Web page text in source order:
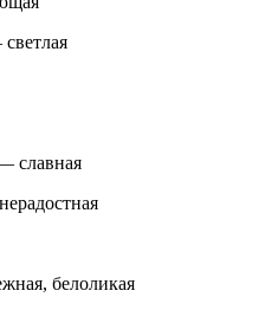
славная
белоликая